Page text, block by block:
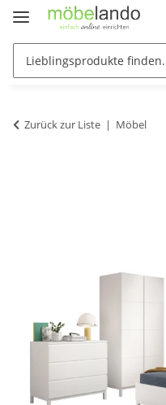
Zurück zur Liste Möbel